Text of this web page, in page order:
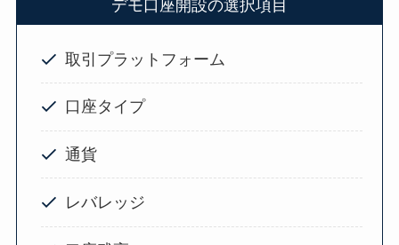
デモ口座開設の選択項目
取引プラットフォーム
口座タイプ
通貨
レバレッジ